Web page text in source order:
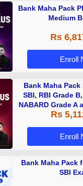
Bank Maha Pack
Medium
Rs
Enroll
Bank Maha Pack
SBI, RBI Grade
NABARD Grade A
A & Grade B
Rs
Enroll
Bank Maha Pack
SBI